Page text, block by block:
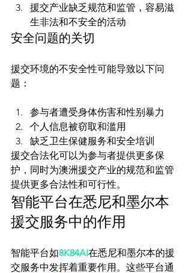
援交产业缺乏规范和监管，容易滋
生非法和不安全的活动
安全问题的关切
援交环境的不安全性可能导致以下问
参与者遭受身体伤害和性别暴力
个人信息被窃取和滥用
缺乏卫生保健服务和安全培训
援交合法化可以为参与者提供更多保
护，同时为澳洲援交产业的规范和监管
提供更多合法性和可行性。
智能平台在悉尼和墨尔本
援交服务中的作用
智能平台如8K84AI在悉尼和墨尔本的援
交服务中发挥着重要作用。这些平台通